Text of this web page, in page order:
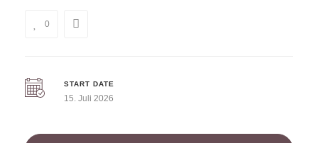
0
START DATE
15. Juli 2026